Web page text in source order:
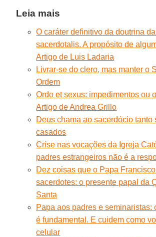
Leia mais
O caráter definitivo da doutrina
sacerdotalis. A propósito de
Artigo de Luis Ladaria
Livrar-se do clero, mas manter o
Ordem
Ordo et sexus: impedimentos ou
Artigo de Andrea Grillo
Deus chama ao sacerdócio tanto
casados
Crise nas vocações da Igreja
padres estrangeiros não é a
Dez coisas que o Papa
sacerdotes: o presente papal da
Santa
Papa aos padres e seminaristas:
é fundamental. E cuidem como
celular